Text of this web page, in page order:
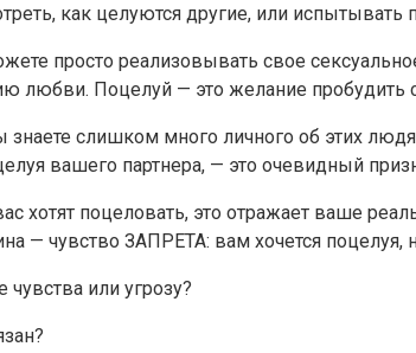
как целуются другие, или испытывать
просто реализовывать свое
любви. Поцелуй — это желание пробудить
знаете слишком много личного об этих
вашего партнера, — это очевидный
хотят поцеловать, это отражает ваше
— чувство ЗАПРЕТА: вам хочется поцелуя,
или угрозу?